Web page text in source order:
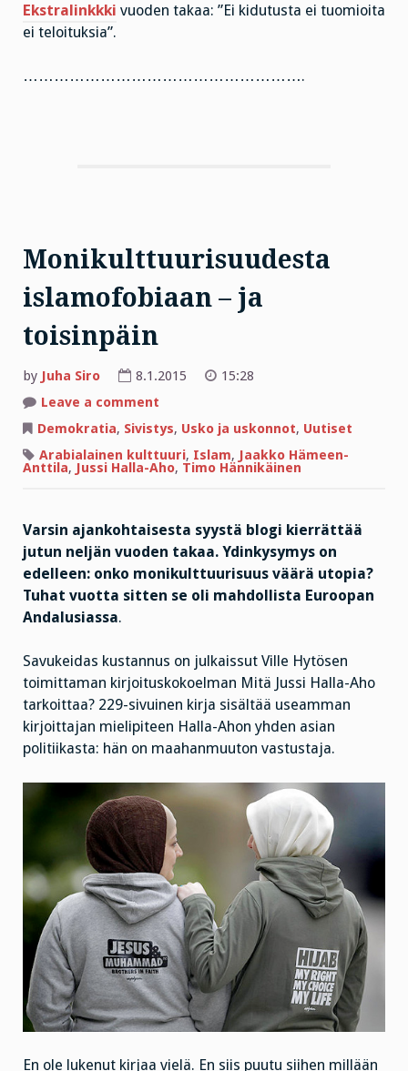
Ekstralinkkki vuoden takaa: ”Ei kidutusta ei tuomioita
ei teloituksia”.
……………………………………………….
Monikulttuurisuudesta
islamofobiaan – ja
toisinpäin
by Juha Siro 8.1.2015
15:28
Leave a comment
islamofobiaan
–
ja
toisinpäin
Demokratia, Sivistys, Usko ja uskonnot, Uutiset
Arabialainen kulttuuri, Islam, Jaakko Hämeen-
Anttila, Jussi Halla-Aho, Timo Hännikäinen
Varsin ajankohtaisesta syystä blogi kierrättää
jutun neljän vuoden takaa. Ydinkysymys on
edelleen: onko monikulttuurisuus väärä utopia?
Tuhat vuotta sitten se oli mahdollista Euroopan
Andalusiassa.
Savukeidas kustannus on julkaissut Ville Hytösen
toimittaman kirjoituskokoelman Mitä Jussi Halla-Aho
tarkoittaa? 229-sivuinen kirja sisältää useamman
kirjoittajan mielipiteen Halla-Ahon yhden asian
politiikasta: hän on maahanmuuton vastustaja.
En ole lukenut kirjaa vielä. En siis puutu siihen millään